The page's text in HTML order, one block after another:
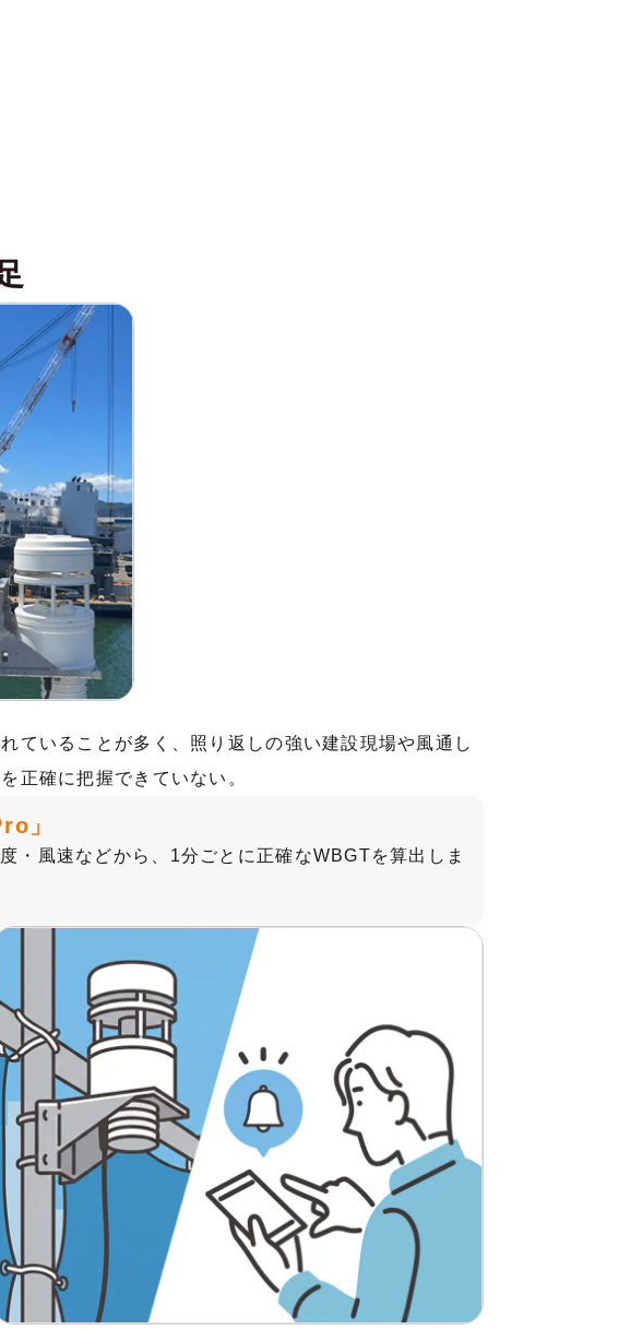
ていることが多く、照り返しの強い建設現場や風通し
正確に把握できていない。
」
・風速などから、1分ごとに正確なWBGTを算出しま